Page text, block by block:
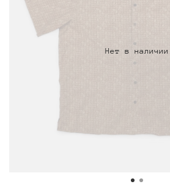
Нет в наличии